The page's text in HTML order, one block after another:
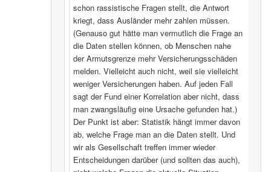
schon rassistische Fragen stellt, die Antwort
kriegt, dass Ausländer mehr zahlen müssen.
(Genauso gut hätte man vermutlich die Frage an
die Daten stellen können, ob Menschen nahe
der Armutsgrenze mehr Versicherungsschäden
melden. Vielleicht auch nicht, weil sie vielleicht
weniger Versicherungen haben. Auf jeden Fall
sagt der Fund einer Korrelation aber nicht, dass
man zwangsläufig eine Ursache gefunden hat.)
Der Punkt ist aber: Statistik hängt immer davon
ab, welche Frage man an die Daten stellt. Und
wir als Gesellschaft treffen immer wieder
Entscheidungen darüber (und sollten das auch),